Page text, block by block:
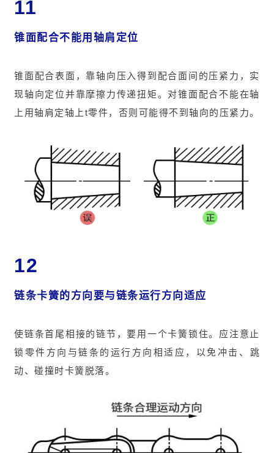
11
锥面配合不能用轴肩定位
锥面配合表面，靠轴向压入得到配合面间的压紧力，实
现轴向定位并靠摩擦力传递扭矩。对锥面配合不能在轴
上用轴肩定轴上t零件，否则可能得不到轴向的压紧力。
12
链条卡簧的方向要与链条运行方向适应
使链条首尾相接的链节，要用一个卡簧锁住。应注意止
锁零件方向与链条的运行方向相适应，以免冲击、跳
动、碰撞时卡簧脱落。